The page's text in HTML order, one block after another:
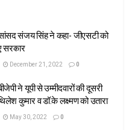
संजय सिंह ने कहा- जीएसटी को
सरकार
December 21, 2022 0
ने यूपी से उम्मीदवारों की दूसरी
कुमार व डॉ.के लक्ष्मण को उतारा
May 30, 2022 0